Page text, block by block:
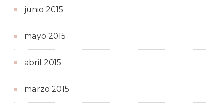
junio 2015
mayo 2015
abril 2015
marzo 2015